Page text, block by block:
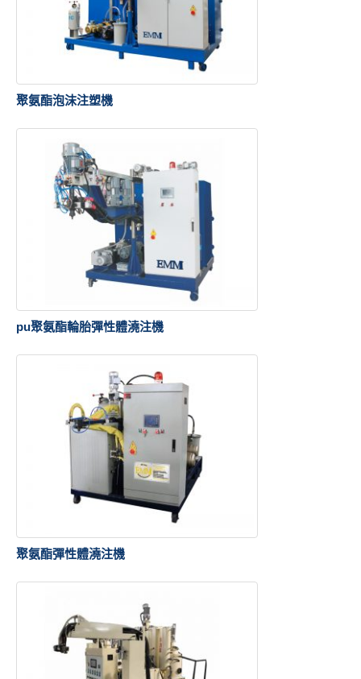
聚氨酯泡沫注塑機
pu聚氨酯輪胎彈性體澆注機
聚氨酯彈性體澆注機